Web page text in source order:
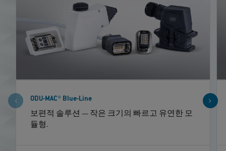
ODU-MAC® Blue-Line
보편적 솔루션 — 작은 크기의 빠르고 유연한 모
듈형.